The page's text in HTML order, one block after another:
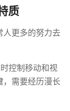
质
人更多的努力去
控制移动和视
，需要经历漫长